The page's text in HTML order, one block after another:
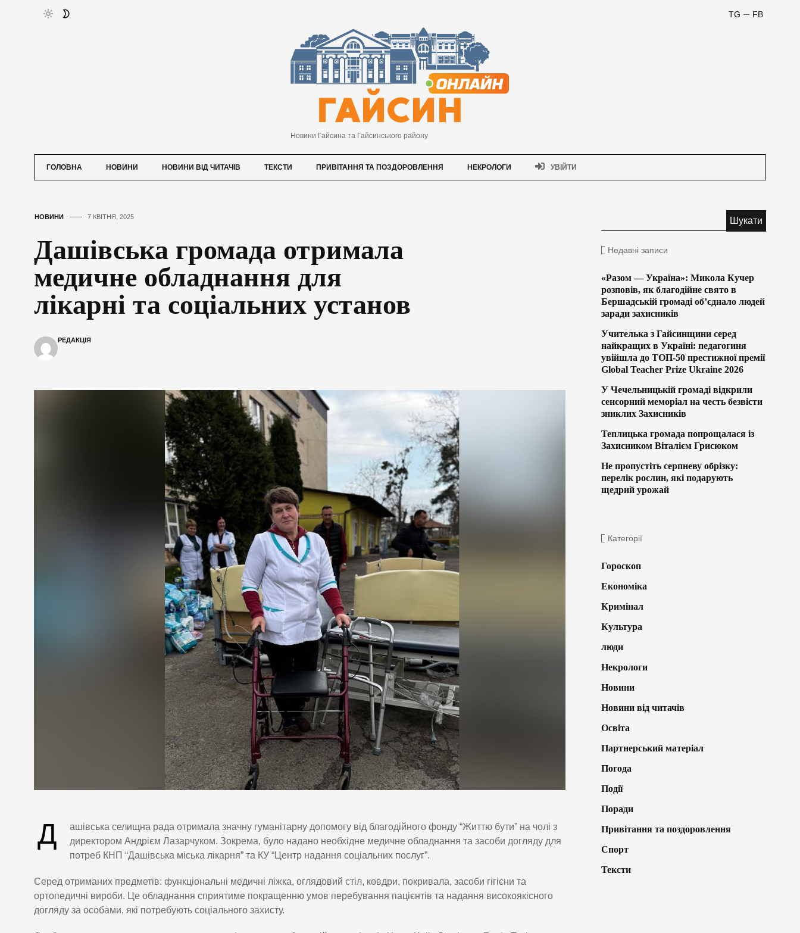
FB
TG
Новини Гайсина та Гайсинського району
ГОЛОВНА НОВИНИ НОВИНИ ВІД ЧИТАЧІВ ТЕКСТИ ПРИВІТАННЯ ТА ПОЗДОРОВЛЕННЯ НЕКРОЛОГИ УВІЙТИ
НОВИНИ 7 КВІТНЯ, 2025
Дашівська громада отримала
медичне обладнання для
лікарні та соціальних установ
РЕДАКЦІЯ
Д
ашівська селищна рада отримала значну гуманітарну допомогу від благодійного фонду “Життю бути” на чолі з
директором Андрієм Лазарчуком. Зокрема, було надано необхідне медичне обладнання та засоби догляду для
потреб КНП “Дашівська міська лікарня” та КУ “Центр надання соціальних послуг”.
Серед отриманих предметів: функціональні медичні ліжка, оглядовий стіл, ковдри, покривала, засоби гігієни та
ортопедичні вироби. Це обладнання сприятиме покращенню умов перебування пацієнтів та надання високоякісного
догляду за особами, які потребують соціального захисту.
Недавні записи
«Разом — Україна»: Микола Кучер
розповів, як благодійне свято в
Бершадській громаді об’єднало людей
заради захисників
Учителька з Гайсинщини серед
найкращих в Україні: педагогиня
увійшла до ТОП-50 престижної премії
Global Teacher Prize Ukraine 2026
У Чечельницькій громаді відкрили
сенсорний меморіал на честь безвісти
зниклих Захисників
Теплицька громада попрощалася із
Захисником Віталієм Грисюком
Не пропустіть серпневу обрізку:
перелік рослин, які подарують
щедрий урожай
Категорії
Гороскоп
Економіка
Кримінал
Культура
люди
Некрологи
Новини
Новини від читачів
Освіта
Партнерський матеріал
Погода
Події
Поради
Привітання та поздоровлення
Спорт
Тексти